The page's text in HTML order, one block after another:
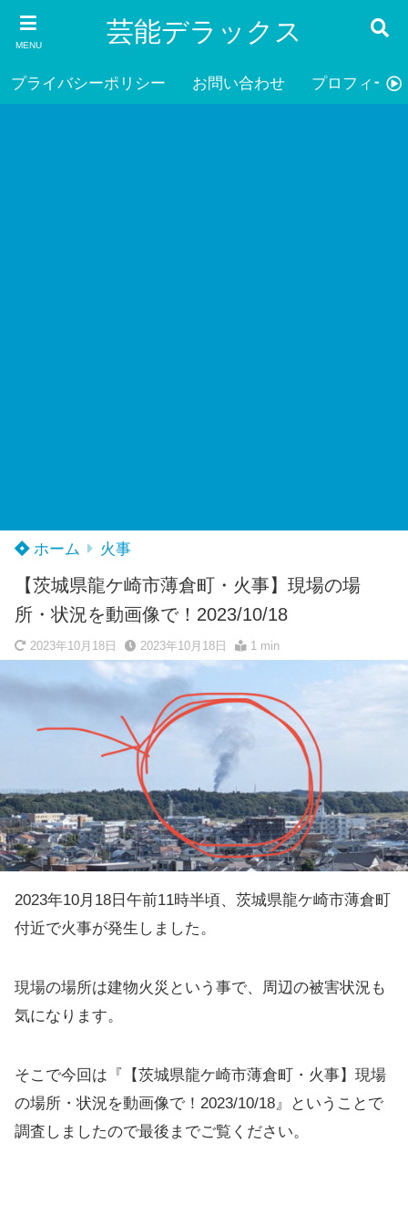
MENU 芸能デラックス
プライバシーポリシー お問い合わせ プロフィール
ホーム 火事
【茨城県龍ケ崎市薄倉町・火事】現場の場
所・状況を動画像で！2023/10/18
2023年10月18日 2023年10月18日 1 min
2023年10月18日午前11時半頃、茨城県龍ケ崎市薄倉町
付近で火事が発生しました。
現場の場所は建物火災という事で、周辺の被害状況も
気になります。
そこで今回は『【茨城県龍ケ崎市薄倉町・火事】現場
の場所・状況を動画像で！2023/10/18』ということで
調査しましたので最後までご覧ください。